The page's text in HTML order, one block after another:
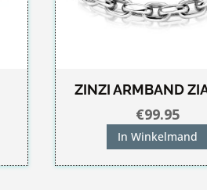
ZINZI ARMBAND
€99.95
In Winkelmand